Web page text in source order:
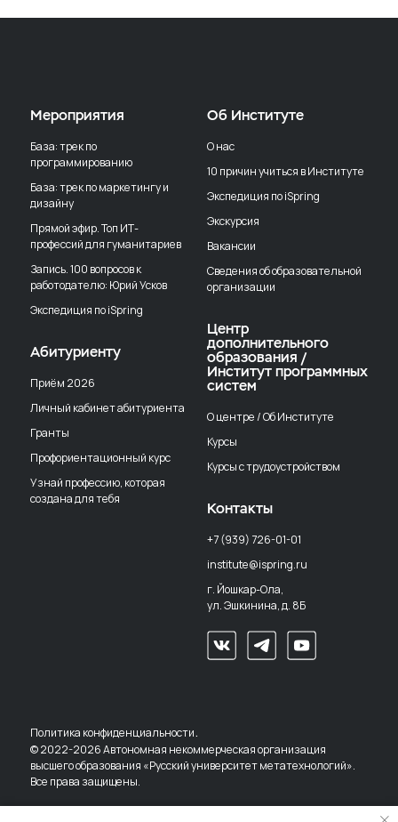
Мероприятия
База: трек по
программированию
База: трек по маркетингу и
дизайну
Прямой эфир. Топ ИТ-
профессий для гуманитариев
Запись. 100 вопросов к
работодателю: Юрий Усков
Экспедиция по iSpring
Абитуриенту
Приём 2026
Личный кабинет абитуриента
Гранты
Профориентационный курс
Узнай профессию, которая
создана для тебя
Об Институте
О нас
10 причин учиться в Институте
Экспедиция по iSpring
Экскурсия
Вакансии
Сведения об образовательной
организации
Центр
дополнительного
образования /
Институт программных
систем
О центре / Об Институте
Курсы
Курсы с трудоустройством
Контакты
+7 (939) 726-01-01
institute@ispring.ru
г. Йошкар-Ола,
ул. Эшкинина, д. 8Б
Политика конфиденциальности.
© 2022-2026 Автономная некоммерческая организация
высшего образования «Русский университет метатехнологий».
Все права защищены.